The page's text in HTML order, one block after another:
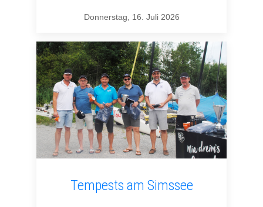
Donnerstag, 16. Juli 2026
Tempests am Simssee